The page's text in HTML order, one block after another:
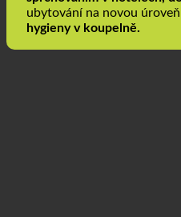
sprchováním v hotelech,
ubytování na novou úroveň